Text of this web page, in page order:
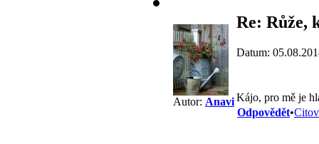
Autor: Anavi
Re: Růže,
Datum:
Kájo, pro mě je
Odpovědět•